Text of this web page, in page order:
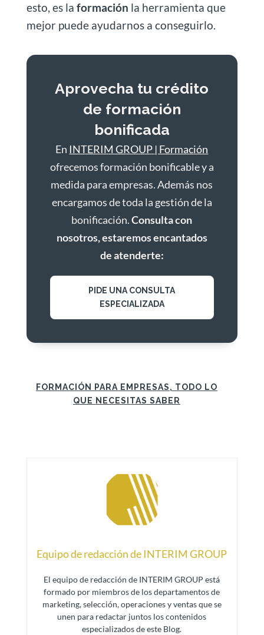
esto, es la formación la herramienta que
mejor puede ayudarnos a conseguirlo.
Aprovecha tu crédito
de formación
bonificada
En INTERIM GROUP | Formación
ofrecemos formación bonificable y a
medida para empresas. Además nos
encargamos de toda la gestión de la
bonificación.Consulta con
nosotros, estaremos encantados
de atenderte:
PIDE UNA CONSULTA
ESPECIALIZADA
FORMACIÓN PARA EMPRESAS, TODO LO
QUE NECESITAS SABER
Equipo de redacción de INTERIM GROUP
El equipo de redacción de INTERIM GROUP está
formado por miembros de los departamentos de
marketing, selección, operaciones y ventas que se
unen para redactar juntos los contenidos
especializados de este Blog.